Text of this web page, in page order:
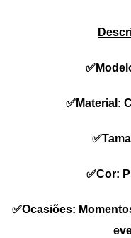
✅Material:
✅Cor:
✅Ocasiões: